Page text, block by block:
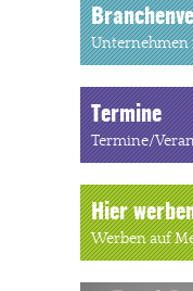
Unternehmen
Termine
Termine/
Hier
Werben auf